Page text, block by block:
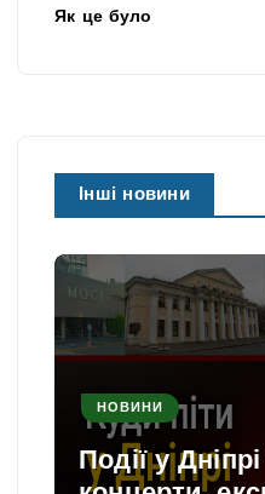
Як це було
Інші новини
НОВИНИ
Події у